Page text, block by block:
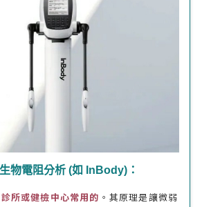
物電阻分析 (如 InBody)：
所或健檢中心常用的 。其原理是讓微弱